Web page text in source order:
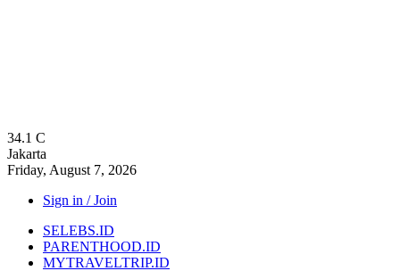
34.1 C
Jakarta
Friday, August 7, 2026
Sign in / Join
SELEBS.ID
PARENTHOOD.ID
MYTRAVELTRIP.ID